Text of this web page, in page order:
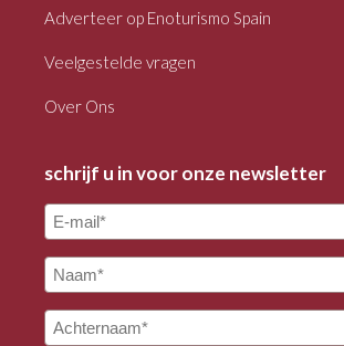
Adverteer op Enoturismo Spain
Veelgestelde vragen
Over Ons
schrijf u in voor onze newsletter